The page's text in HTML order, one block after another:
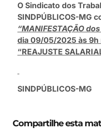
O Sindicato dos
SINDPÚBLICOS-MG
“MANIFESTAÇÃO
dia 09/05/2025 às 9h
“REAJUSTE
SINDPÚBLICOS-MG
Compartilhe esta